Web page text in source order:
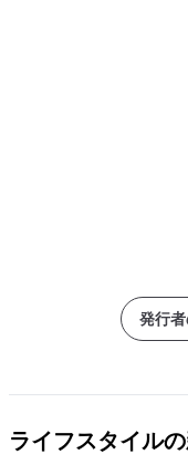
発行
ライフスタイル